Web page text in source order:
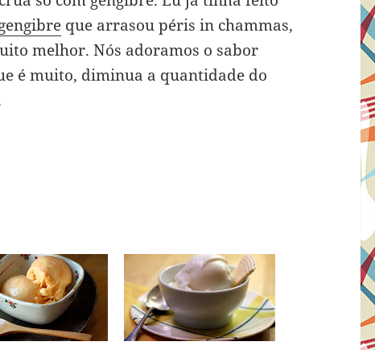
que arrasou péris in chammas,
melhor. Nós adoramos o sabor
é muito, diminua a quantidade do